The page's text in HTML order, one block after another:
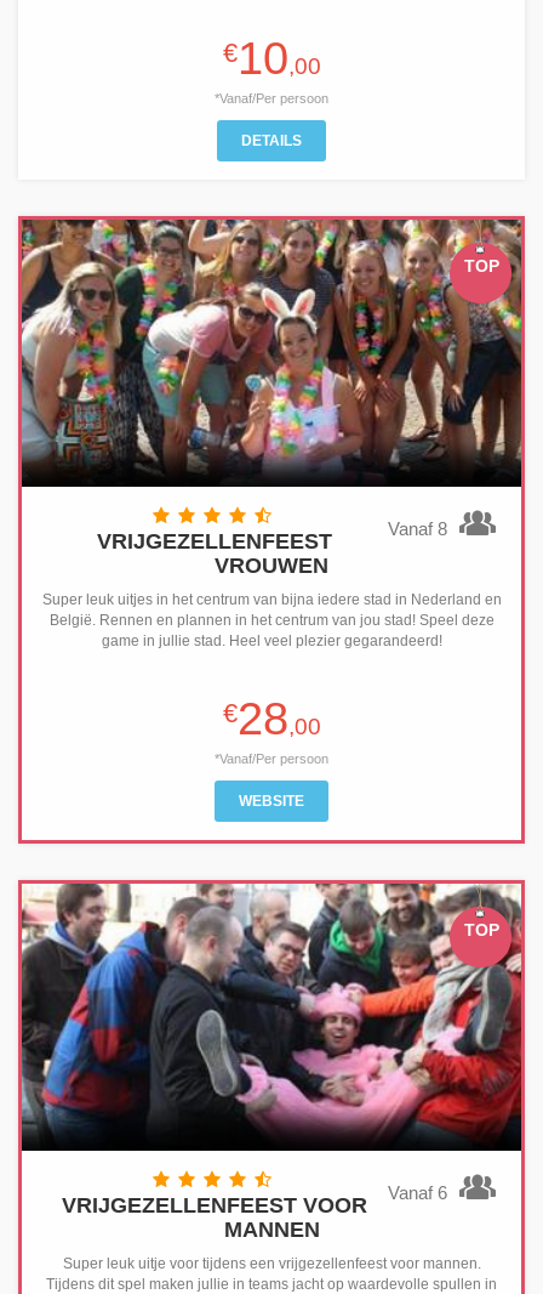
€10,00
*Vanaf/Per persoon
DETAILS
TOP
Vanaf 8
VRIJGEZELLENFEEST
VROUWEN
Super leuk uitjes in het centrum van bijna iedere stad in Nederland en
België. Rennen en plannen in het centrum van jou stad! Speel deze
game in jullie stad. Heel veel plezier gegarandeerd!
€28,00
*Vanaf/Per persoon
WEBSITE
TOP
Vanaf 6
VRIJGEZELLENFEEST VOOR
MANNEN
Super leuk uitje voor tijdens een vrijgezellenfeest voor mannen.
Tijdens dit spel maken jullie in teams jacht op waardevolle spullen in